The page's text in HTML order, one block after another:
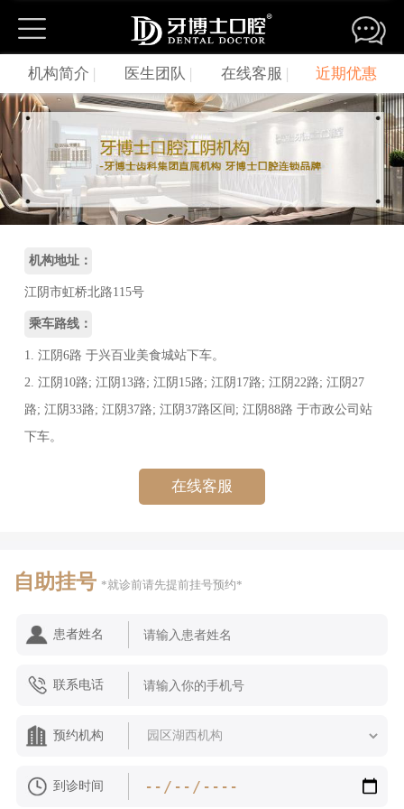
机构简介 | 医生团队 | 在线客服 | 近期优惠
机构地址：
江阴市虹桥北路115号
乘车路线：
1. 江阴6路 于兴百业美食城站下车。
2. 江阴10路; 江阴13路; 江阴15路; 江阴17路; 江阴22路; 江阴27
路; 江阴33路; 江阴37路; 江阴37路区间; 江阴88路 于市政公司站
下车。
在线客服
自助挂号 *就诊前请先提前挂号预约*
患者姓名
联系电话
预约机构
到诊时间